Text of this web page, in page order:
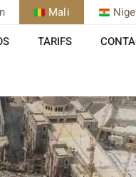
Mali
TARIFS